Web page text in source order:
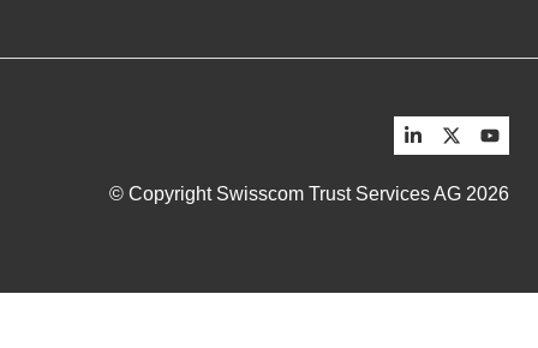
© Copyright Swisscom Trust Services AG 2026